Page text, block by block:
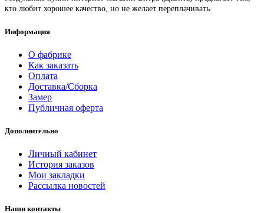
кто любит хорошее качество, но не желает переплачивать.
Информация
О фабрике
Как заказать
Оплата
Доставка/Сборка
Замер
Публичная оферта
Дополнительно
Личный кабинет
История заказов
Мои закладки
Рассылка новостей
Наши контакты